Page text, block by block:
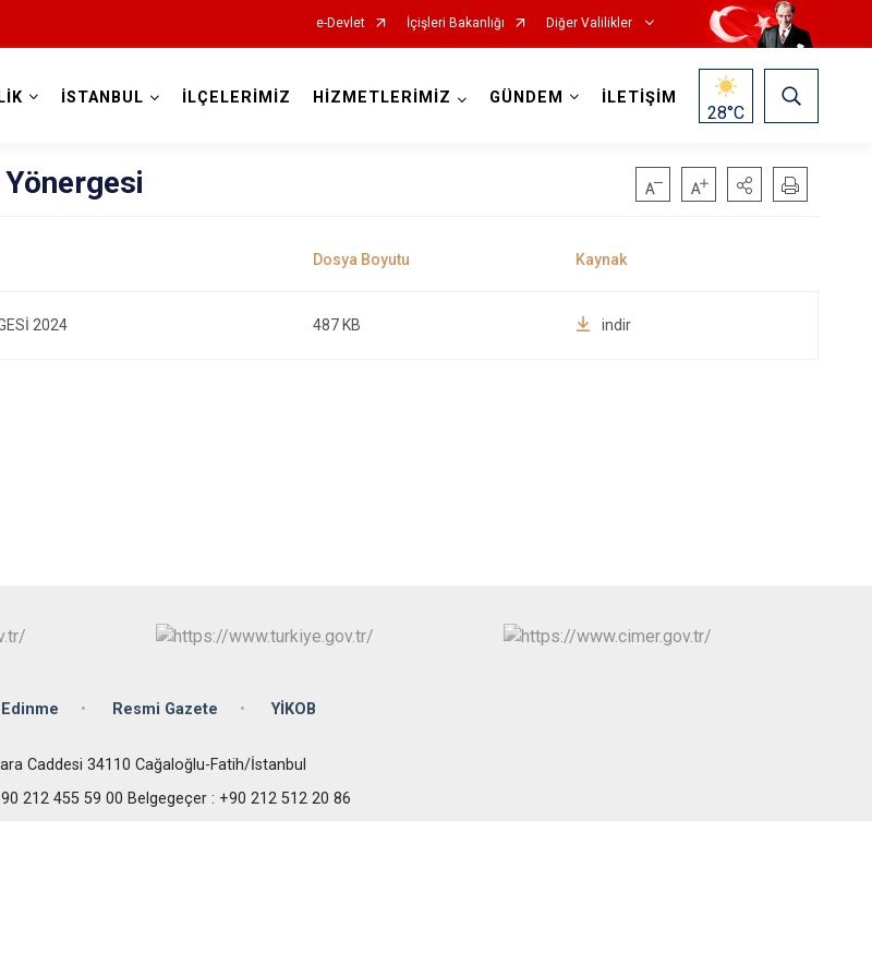
e-Devlet İçişleri Bakanlığı Diğer Valilikler
İSTANBUL İLÇELERİMİZ HİZMETLERİMİZ GÜNDEM İLETİŞİM
28°C
2024 487 KB indir
Resmi Gazete YİKOB
Caddesi 34110 Cağaloğlu-Fatih/İstanbul
212 455 59 00 Belgegeçer : +90 212 512 20 86